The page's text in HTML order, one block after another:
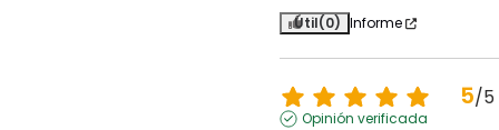
Útil(0) Informe
5/5
Opinión verificada